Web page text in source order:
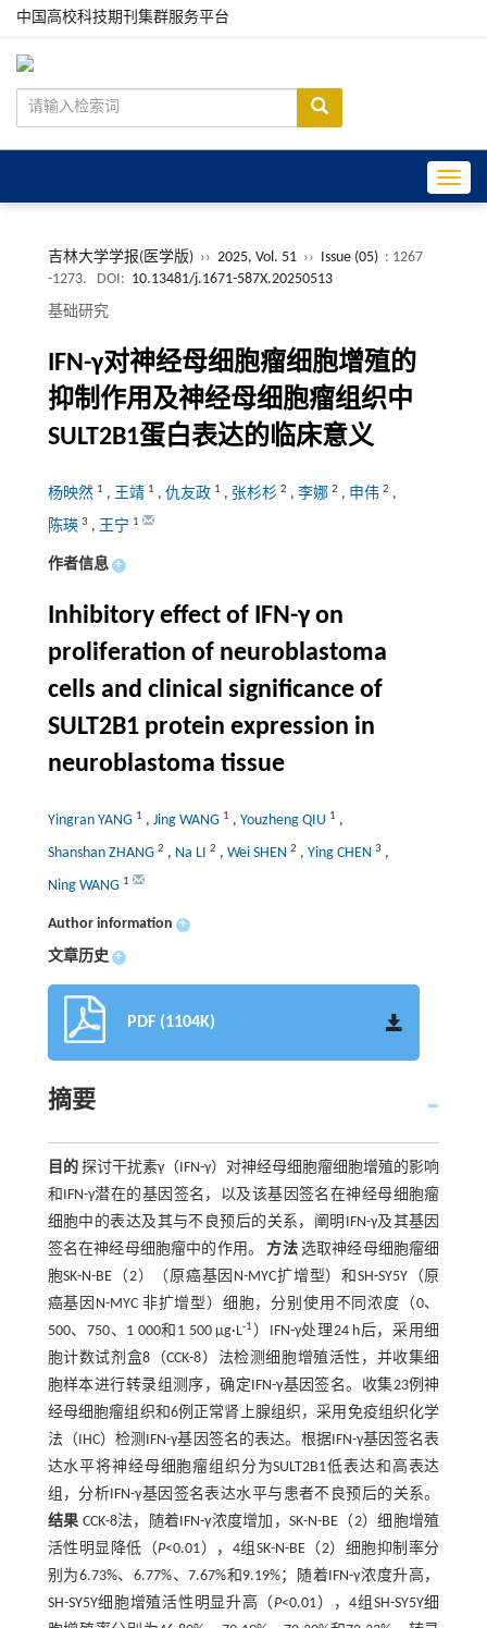
中国高校科技期刊集群服务平台
吉林大学学报(医学版) ›› 2025, Vol. 51 ›› Issue (05) : 1267
-1273.
DOI: 10.13481/j.1671-587X.20250513
基础研究
IFN-γ对神经母细胞瘤细胞增殖的
抑制作用及神经母细胞瘤组织中
SULT2B1蛋白表达的临床意义
杨映然 1 , 王靖 1 , 仇友政 1 , 张杉杉 2 , 李娜 2 , 申伟 2 ,
陈瑛 3 , 王宁 1
作者信息 +
Inhibitory effect of IFN-γon
proliferation of neuroblastoma
cells and clinical significance of
SULT2B1 protein expression in
neuroblastoma tissue
Yingran YANG 1 , Jing WANG 1 , Youzheng QIU 1 ,
Shanshan ZHANG 2 , Na LI 2 , Wei SHEN 2 , Ying CHEN 3 ,
Ning WANG 1
Author information +
文章历史 +
PDF (1104K)
摘要
目的探讨干扰素γ（IFN-γ）对神经母细胞瘤细胞增殖的影响
和IFN-γ潜在的基因签名，以及该基因签名在神经母细胞瘤
细胞中的表达及其与不良预后的关系，阐明IFN-γ及其基因
签名在神经母细胞瘤中的作用。方法选取神经母细胞瘤细
胞SK-N-BE（2）（原癌基因N-MYC扩增型）和SH-SY5Y（原
癌基因N-MYC 非扩增型）细胞，分别使用不同浓度（0、
500、750、1 000和1 500 μg·L-1 ）IFN-γ处理24 h后，采用细
胞计数试剂盒8（CCK-8）法检测细胞增殖活性，并收集细
胞样本进行转录组测序，确定IFN-γ基因签名。收集23例神
经母细胞瘤组织和6例正常肾上腺组织，采用免疫组织化学
法（IHC）检测IFN-γ基因签名的表达。根据IFN-γ基因签名表
达水平将神经母细胞瘤组织分为SULT2B1低表达和高表达
组，分析IFN-γ基因签名表达水平与患者不良预后的关系。
结果 CCK-8法，随着IFN-γ浓度增加，SK-N-BE（2）细胞增殖
活性明显降低（P<0.01），4组SK-N-BE（2）细胞抑制率分
别为6.73%、6.77%、7.67%和9.19%；随着IFN-γ浓度升高，
SH-SY5Y细胞增殖活性明显升高（P<0.01），4组SH-SY5Y细